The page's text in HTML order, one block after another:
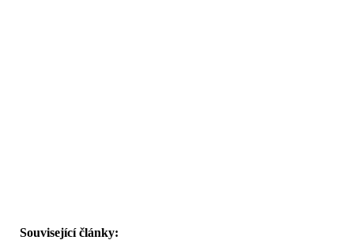
Související články: